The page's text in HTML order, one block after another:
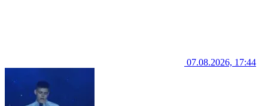
07.08.2026, 17:44